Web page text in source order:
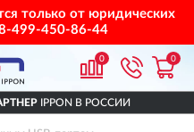
только от юридических
499-450-86-44
0 0
IPPON В РОССИИ